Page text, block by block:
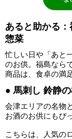
あると助かる：
惣菜
忙しい日や「あと
のお供。福島なら
商品は、食卓の満
● 馬刺し 鈴静
会津エリアの名物
お酒のお供にもぴ
こちらは、人気の